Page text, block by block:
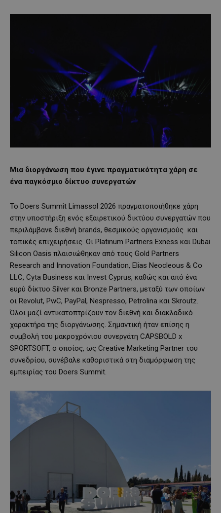
Μια διοργάνωση που έγινε πραγματικότητα χάρη σε
ένα παγκόσμιο δίκτυο συνεργατών
Το Doers Summit Limassol 2026 πραγματοποιήθηκε χάρη
στην υποστήριξη ενός εξαιρετικού δικτύου συνεργατών που
περιλάμβανε διεθνή brands, θεσμικούς οργανισμούς και
τοπικές επιχειρήσεις. Οι Platinum Partners Exness και Dubai
Silicon Oasis πλαισιώθηκαν από τους Gold Partners
Research and Innovation Foundation, Elias Neocleous & Co
LLC, Cyta Business και Invest Cyprus, καθώς και από ένα
ευρύ δίκτυο Silver και Bronze Partners, μεταξύ των οποίων
οι Revolut, PwC, PayPal, Nespresso, Petrolina και Skroutz.
Όλοι μαζί αντικατοπτρίζουν τον διεθνή και διακλαδικό
χαρακτήρα της διοργάνωσης. Σημαντική ήταν επίσης η
συμβολή του μακροχρόνιου συνεργάτη CAPSBOLD x
SPORTSOFT, ο οποίος, ως Creative Marketing Partner του
συνεδρίου, συνέβαλε καθοριστικά στη διαμόρφωση της
εμπειρίας του Doers Summit.